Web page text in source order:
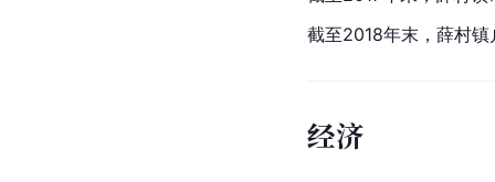
截至2018年末，薛村
经济